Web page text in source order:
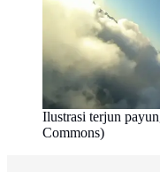
Ilustrasi terjun
Commons)